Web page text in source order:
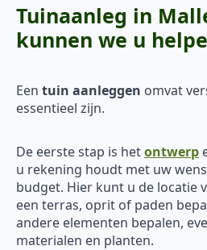
Tuinaanleg in
kunnen we u
Een tuin aanleggen omvat
essentieel zijn.
De eerste stap is hetontwerp
u rekening houdt met uw
budget. Hier kunt u de locatie
een terras, oprit of paden
andere elementen bepalen,
materialen en planten.